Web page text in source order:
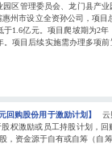
区管理委员会、龙门县产
惠州市设立全资孙公司，项
1.6亿元。项目爬坡期为2
。项目后续实施需办理多项
回购股份用于激励计划】
云
权激励或员工持股计划，回
，资金源于自有或自筹（自